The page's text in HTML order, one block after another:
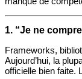
1. “Je ne
Frameworks,
Aujourd’hui, la
officielle bien faite.